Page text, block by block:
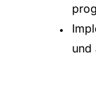
und